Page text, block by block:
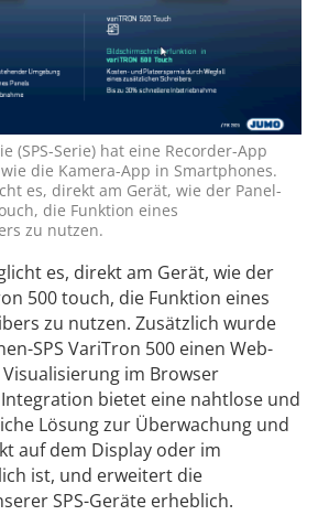
(SPS-Serie) hat eine Recorder-App
die Kamera-App in Smartphones.
es, direkt am Gerät, wie der Panel-
die Funktion eines
zu nutzen.
es, direkt am Gerät, wie der
500 touch, die Funktion eines
zu nutzen. Zusätzlich wurde
SPS VariTron 500 einen Web-
im Browser
bietet eine nahtlose und
Lösung zur Überwachung und
auf dem Display oder im
ist, und erweitert die
SPS-Geräte erheblich.